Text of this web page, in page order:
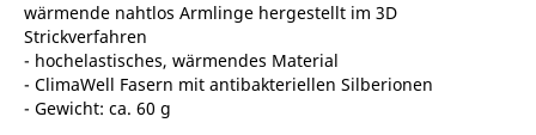
wärmende nahtlos Armlinge hergestellt im 3D
Strickverfahren
- hochelastisches, wärmendes Material
- ClimaWell Fasern mit antibakteriellen Silberionen
- Gewicht: ca. 60 g